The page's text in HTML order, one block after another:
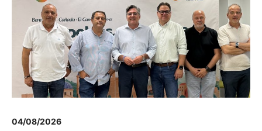
04/08/2026